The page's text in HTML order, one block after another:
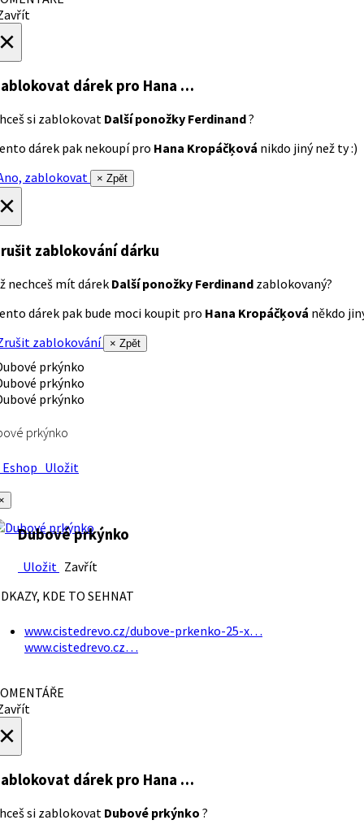
dárek pro Hana …
si zablokovat Další ponožky Ferdinand?
dárek pak nekoupí pro Hana Kropáčķová nikdo jiný než ty :)
zablokovat
× Zpět
zablokování dárku
nechceš mít dárek Další ponožky Ferdinand zablokovaný?
dárek pak bude moci koupit pro Hana Kropáčķová někdo
zablokování
× Zpět
prkýnko
Uložit
Dubové prkýnko
Uložit Zavřít
KDE TO SEHNAT
www.cistedrevo.cz/dubove-prkenko-25-x…
www.cistedrevo.cz…
dárek pro Hana …
si zablokovat Dubové prkýnko ?